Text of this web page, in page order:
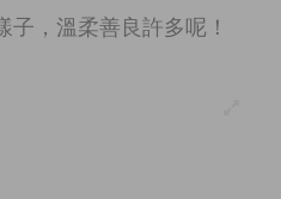
，溫柔善良許多呢！